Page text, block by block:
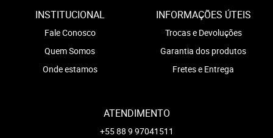
INSTITUCIONAL
Fale Conosco
Quem Somos
Onde estamos
INFORMAÇÕES ÚTEIS
Trocas e Devoluções
Garantia dos produtos
Fretes e Entrega
ATENDIMENTO
+55 88 9 97041511